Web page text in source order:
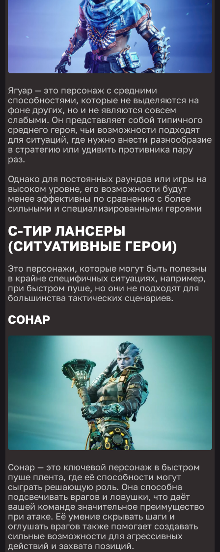
Ягуар — это персонаж с средними
способностями, которые не выделяются на
фоне других, но и не являются совсем
слабыми. Он представляет собой типичного
среднего героя, чьи возможности подходят
для ситуаций, где нужно внести разнообразие
в стратегию или удивить противника пару
раз.
Однако для постоянных раундов или игры на
высоком уровне, его возможности будут
менее эффективны по сравнению с более
сильными и специализированными героями
C-ТИР ЛАНСЕРЫ
(СИТУАТИВНЫЕ ГЕРОИ)
Это персонажи, которые могут быть полезны
в крайне специфичных ситуациях, например,
при быстром пуше, но они не подходят для
большинства тактических сценариев.
СОНАР
Сонар — это ключевой персонаж в быстром
пуше плента, где её способности могут
сыграть решающую роль. Она способна
подсвечивать врагов и ловушки, что даёт
вашей команде значительное преимущество
при атаке. Её умение скрывать шаги и
оглушать врагов также помогает создавать
сильные возможности для агрессивных
действий и захвата позиций.